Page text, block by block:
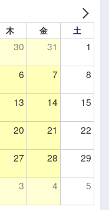
木 金 土
30 31 1
6 7 8
13 14 15
20 21 22
27 28 29
3 4 5